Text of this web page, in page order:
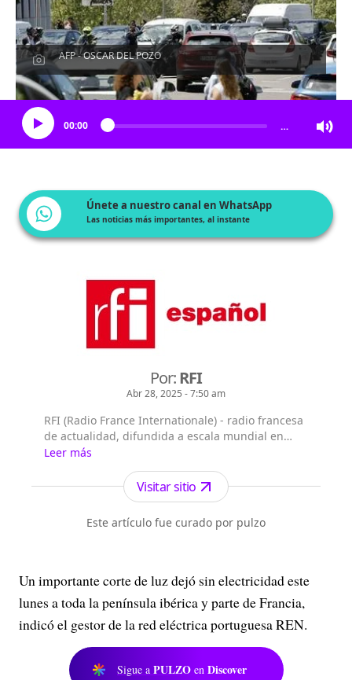
AFP - OSCAR DEL POZO
Escucha el artículo
00:00 …
Únete a nuestro canal en WhatsApp
Las noticias más importantes, al instante
Por:RFI
Abr 28, 2025 - 7:50 am
RFI (Radio France Internationale) - radio francesa
de actualidad, difundida a escala mundial en
francés y en 15 idiomas más*, mediante 156
repetidores de FM en ondas medias y cortas en
una treintena de satélites a destino de los cinco
continentes, en Internet y en aplicaciones
conectadas, que cuenta con más de 2.000 radios
asociadas que emiten sus progra...
Leer más
Visitar sitio
Este artículo fue curado por pulzo
Un importante corte de luz dejó sin electricidad este
lunes a toda la península ibérica y parte de Francia,
indicó el gestor de la red eléctrica portuguesa REN.
Sigue a PULZO en Discover